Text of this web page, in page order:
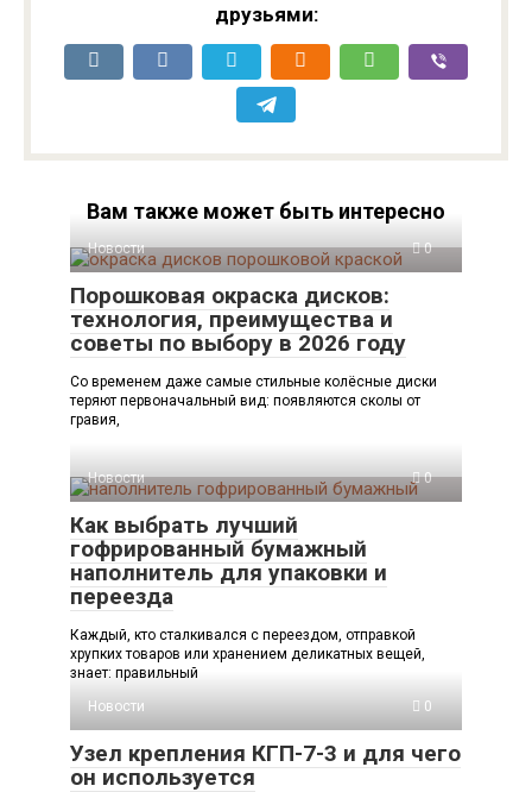
друзьями:
Вам также может быть интересно
Новости 0
Порошковая окраска дисков:
технология, преимущества и
советы по выбору в 2026 году
Со временем даже самые стильные колёсные диски
теряют первоначальный вид: появляются сколы от
гравия,
Новости 0
Как выбрать лучший
гофрированный бумажный
наполнитель для упаковки и
переезда
Каждый, кто сталкивался с переездом, отправкой
хрупких товаров или хранением деликатных вещей,
знает: правильный
Новости
0
Узел крепления КГП-7-3 и для чего
он используется